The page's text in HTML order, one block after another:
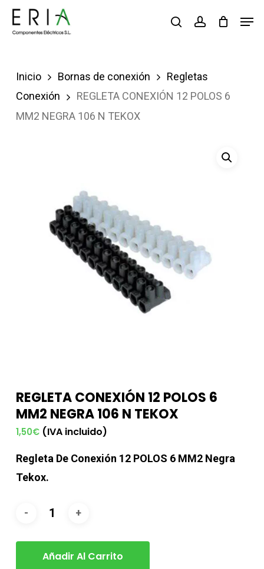
Saltar
buscaraccount
Inicio Bornas de conexión
Regletas
Conexión
REGLETA CONEXIÓN 12 POLOS 6
MM2 NEGRA 106 N TEKOX
REGLETA CONEXIÓN 12 POLOS 6
MM2 NEGRA 106 N TEKOX
1,50€ (IVA incluido)
Regleta De Conexión 12 POLOS 6 MM2 Negra
Tekox.
Añadir Al Carrito